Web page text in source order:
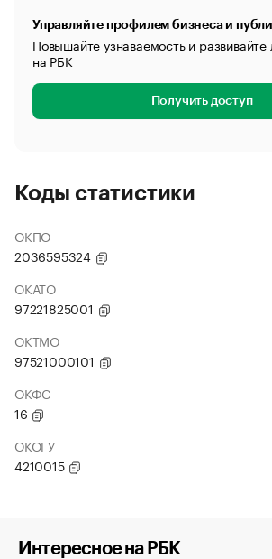
Управляйте профилем бизнеса и
Повышайте узнаваемость и
на РБК
Получить доступ
Коды статистики
ОКПО
2036595324
ОКАТО
97221825001
ОКТМО
97521000101
ОКФС
16
ОКОГУ
4210015
Интересное на РБК